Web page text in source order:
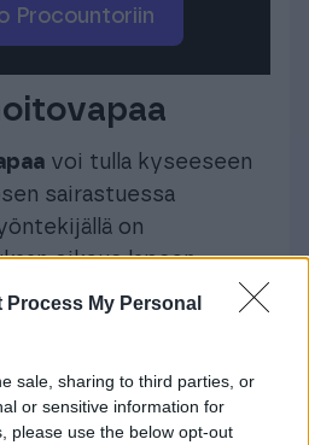
Process My Personal
sale, sharing to third parties, or
or sensitive information for
please use the below opt-out
Procountoriin
voi tulla kyseeseen
sairastuessa
on
oikeus lapsen
järjestämiseksi
enintään neljä